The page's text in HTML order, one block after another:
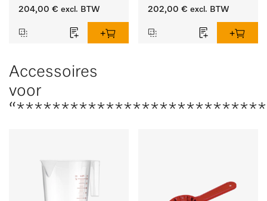
instrumenten.
204,00 € excl. BTW
enz.
202,00 € excl. BTW
Accessoires
voor